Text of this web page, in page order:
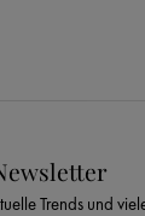
Trends und